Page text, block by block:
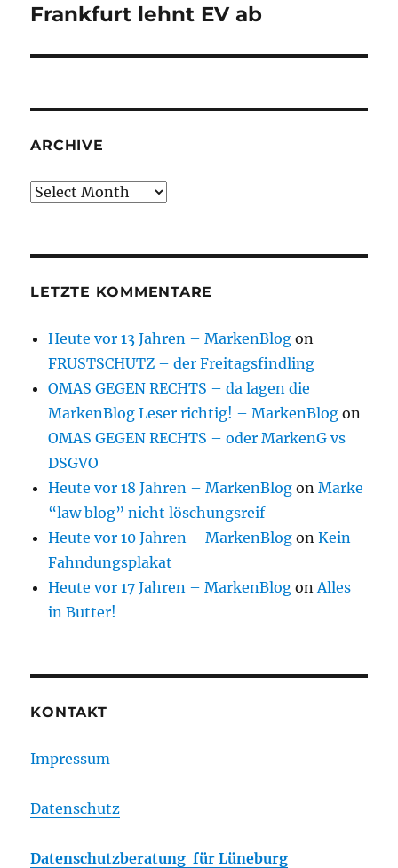
post:
Frankfurt lehnt EV ab
ARCHIVE
Archive
LETZTE KOMMENTARE
Heute vor 13 Jahren – MarkenBlog on
FRUSTSCHUTZ – der Freitagsfindling
OMAS GEGEN RECHTS – da lagen die
MarkenBlog Leser richtig! – MarkenBlog on
OMAS GEGEN RECHTS – oder MarkenG vs
DSGVO
Heute vor 18 Jahren – MarkenBlog onMarke
“law blog” nicht löschungsreif
Heute vor 10 Jahren – MarkenBlog onKein
Fahndungsplakat
Heute vor 17 Jahren – MarkenBlog on Alles
in Butter!
KONTAKT
Impressum
Datenschutz
Datenschutzberatung für Lüneburg